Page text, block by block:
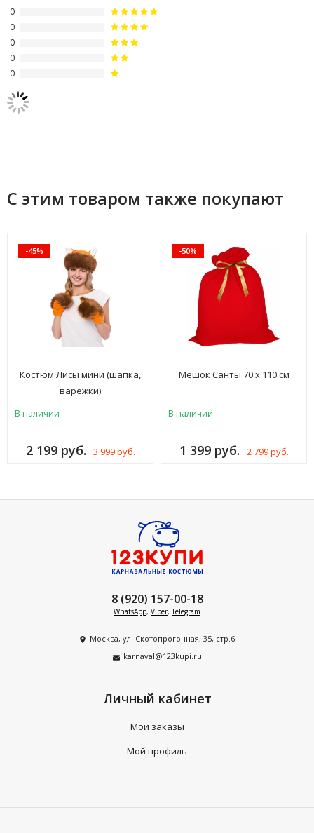
0
0
0
0
0
С этим товаром также покупают
-45%
Костюм Лисы мини (шапка,
варежки)
В наличии
2 199 руб. 3 999 руб.
-50%
Мешок Санты 70 х 110 см
В наличии
1 399 руб. 2 799 руб.
8 (920) 157-00-18
WhatsApp, Viber,Telegram
Москва, ул. Скотопрогонная, 35, стр.6
karnaval@123kupi.ru
Личный кабинет
Мои заказы
Мой профиль